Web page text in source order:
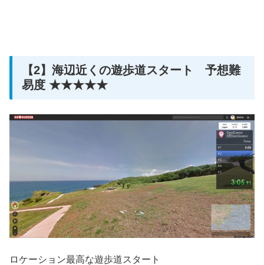
【2】海辺近くの遊歩道スタート 予想難
易度 ★★★★★
ロケーション最高な遊歩道スタート